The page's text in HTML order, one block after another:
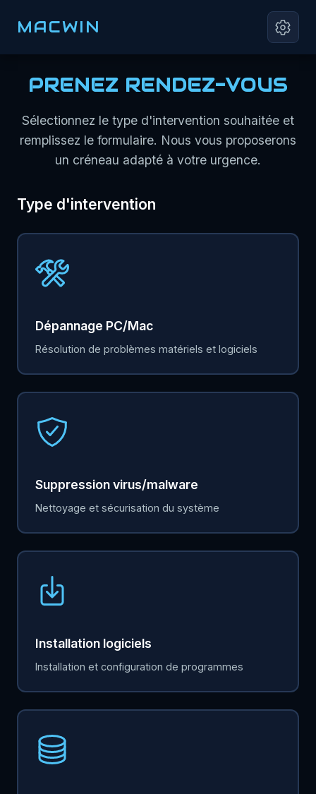
MACWIN
PRENEZ RENDEZ-VOUS
Sélectionnez le type d'intervention souhaitée et
remplissez le formulaire. Nous vous proposerons
un créneau adapté à votre urgence.
Type d'intervention
Dépannage PC/Mac
Résolution de problèmes matériels et logiciels
Suppression virus/malware
Nettoyage et sécurisation du système
Installation logiciels
Installation et configuration de programmes